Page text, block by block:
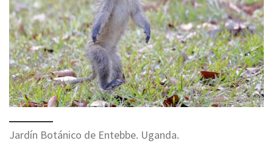
Jardín Botánico de Entebbe. Uganda.